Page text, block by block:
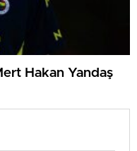
Hakan Yandaş